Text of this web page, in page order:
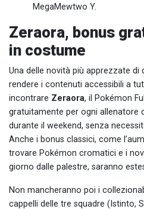
MegaMewtwo Y.
Zeraora, bonus
in costume
Una delle novità più apprezzate di
rendere i contenuti accessibili a
incontrare Zeraora, il Pokémon
gratuitamente per ogni allenatore
durante il weekend, senza
Anche i bonus classici, come
trovare Pokémon cromatici e i
giorno dalle palestre, saranno
Non mancheranno poi i
cappelli delle tre squadre (Istinto,